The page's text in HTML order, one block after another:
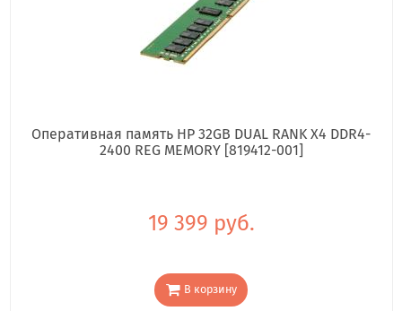
Оперативная память HP 32GB DUAL RANK X4 DDR4-
2400 REG MEMORY [819412-001]
19 399 руб.
В корзину